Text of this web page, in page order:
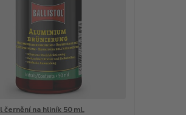
na hliník 50 ml.